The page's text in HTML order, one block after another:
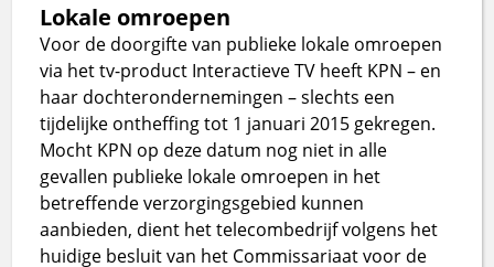
Lokale omroepen
Voor de doorgifte van publieke lokale omroepen
via het tv-product Interactieve TV heeft KPN – en
haar dochterondernemingen – slechts een
tijdelijke ontheffing tot 1 januari 2015 gekregen.
Mocht KPN op deze datum nog niet in alle
gevallen publieke lokale omroepen in het
betreffende verzorgingsgebied kunnen
aanbieden, dient het telecombedrijf volgens het
huidige besluit van het Commissariaat voor de